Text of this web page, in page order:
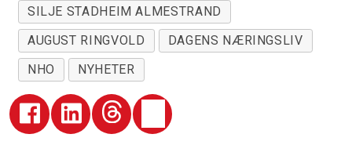
SILJE STADHEIM ALMESTRAND
AUGUST RINGVOLD
DAGENS NÆRINGSLIV
NHO
NYHETER